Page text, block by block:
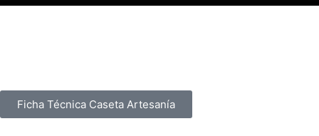
Ficha Técnica Caseta Artesanía